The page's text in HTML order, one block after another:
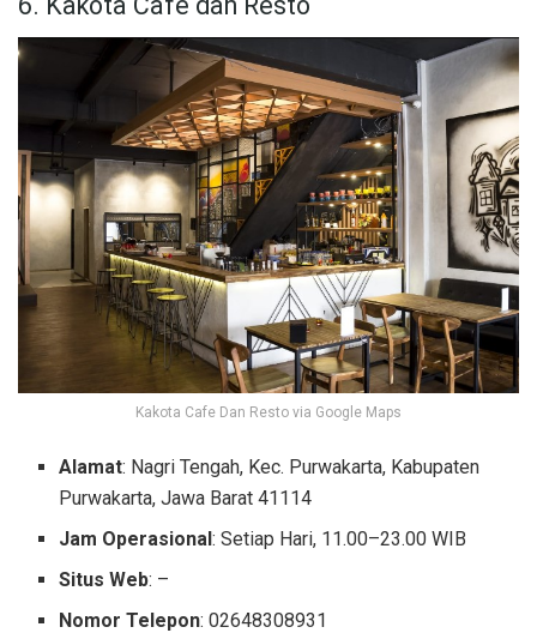
Kakota Cafe Dan Resto via Google Maps
Alamat: Nagri Tengah, Kec. Purwakarta, Kabupaten
Purwakarta, Jawa Barat 41114
Jam Operasional: Setiap Hari, 11.00–23.00 WIB
Situs Web: –
Nomor Telepon: 02648308931